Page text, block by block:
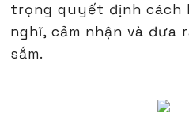
trọng quyết định cách
nghĩ, cảm nhận và đưa
sắm.